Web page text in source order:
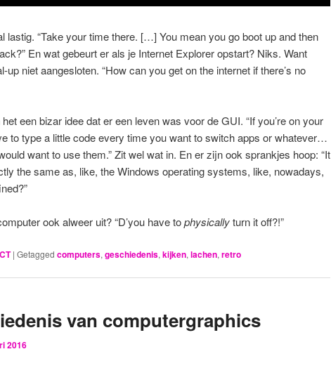
lastig. “Take your time there. […] You mean you go boot up and then
En wat gebeurt er als je Internet Explorer opstart? Niks. Want
up niet aangesloten. “How can you get on the internet if there’s no
een bizar idee dat er een leven was voor de GUI. “If you’re on your
to type a little code every time you want to switch apps or whatever…
want to use them.” Zit wel wat in. En er zijn ook sprankjes hoop: “It
the same as, like, the Windows operating systems, like, nowadays,
ook alweer uit? “D’you have tophysicallyturn it off?!”
| Getagged computers, geschiedenis, kijken, lachen, retro
van computergraphics
2016